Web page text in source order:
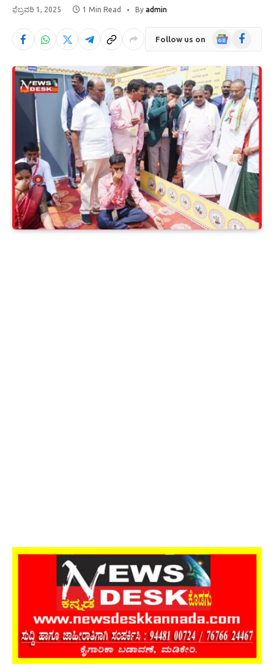
ಫೆಬ್ರವರಿ 1, 2025 1 Min Read By admin
Follow us on
GoogleFacebook